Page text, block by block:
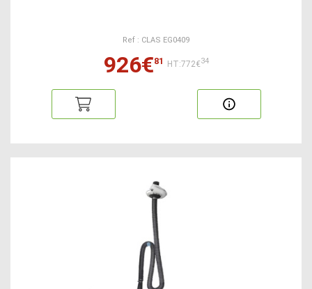
Ref : CLAS EG0409
926€81 HT:772€34